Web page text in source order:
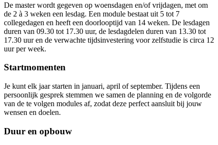
De master wordt gegeven op woensdagen en/of vrijdagen, met om
de 2 à 3 weken een lesdag. Een module bestaat uit 5 tot 7
collegedagen en heeft een doorlooptijd van 14 weken. De lesdagen
duren van 09.30 tot 17.30 uur, de lesdagdelen duren van 13.30 tot
17.30 uur en de verwachte tijdsinvestering voor zelfstudie is circa 12
uur per week.
Startmomenten
Je kunt elk jaar starten in januari, april of september. Tijdens een
persoonlijk gesprek stemmen we samen de planning en de volgorde
van de te volgen modules af, zodat deze perfect aansluit bij jouw
wensen en doelen.
Duur en opbouw